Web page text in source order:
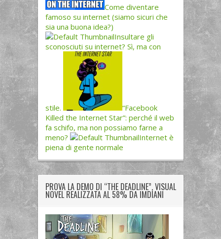
Come diventare
famoso su internet (siamo sicuri che
sia una buona idea?)
Insultare gli
sconosciuti su internet? Sì, ma con
stile.
“Facebook
Killed the Internet Star”: perché il web
fa schifo, ma non possiamo farne a
meno?
Internet è
piena di gente normale
PROVA LA DEMO DI “THE DEADLINE”, VISUAL
NOVEL REALIZZATA AL 58% DA IMDIANI